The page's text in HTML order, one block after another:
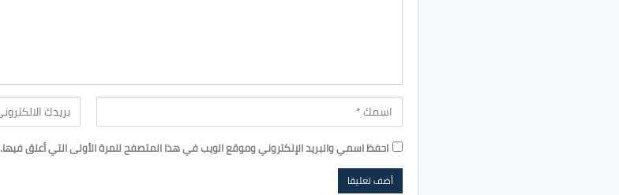
احفظ اسمي والبريد الإلكتروني وموقع الويب في هذا المتصفح للمرة الأولى التي أعلق فيها.